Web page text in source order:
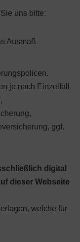
uns bitte:
Ausmaß
je nach Einzelfall
ggf.
digital
dieser Webseite
welche für